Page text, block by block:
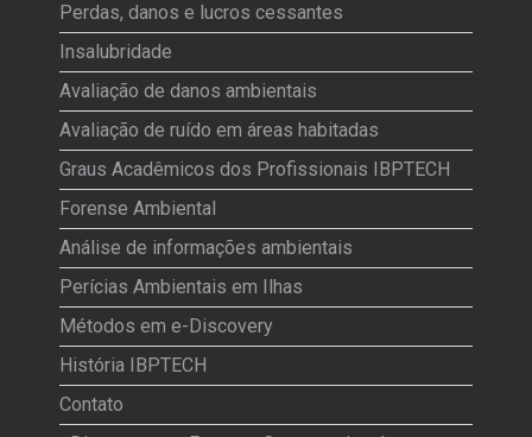
Perdas, danos e lucros cessantes
Insalubridade
Avaliação de danos ambientais
Avaliação de ruído em áreas habitadas
Graus Acadêmicos dos Profissionais IBPTECH
Forense Ambiental
Análise de informações ambientais
Perícias Ambientais em Ilhas
Métodos em e-Discovery
História IBPTECH
Contato